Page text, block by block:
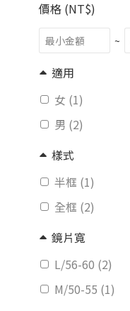
價格 (NT$)
~
適用
女 (1)
男 (2)
樣式
半框 (1)
全框 (2)
鏡片寬
L/56-60 (2)
M/50-55 (1)